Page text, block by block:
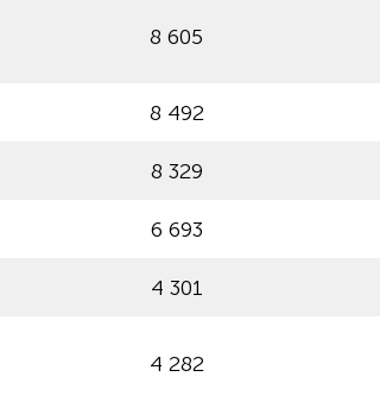
8 605
8 492
8 329
6 693
4 301
4 282